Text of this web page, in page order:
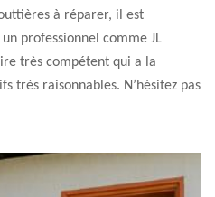
à réparer, il est
professionnel comme JL
très compétent qui a la
très raisonnables. N’hésitez pas